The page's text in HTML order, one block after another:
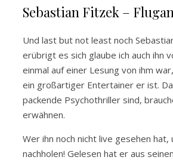
Sebastian Fitzek –
Und last but not least noch
erübrigt es sich glaube ich auch ihn
einmal auf einer Lesung von ihm
ein großartiger Entertainer er ist.
packende Psychothriller sind,
erwähnen.
Wer ihn noch nicht live gesehen hat,
nachholen! Gelesen hat er aus